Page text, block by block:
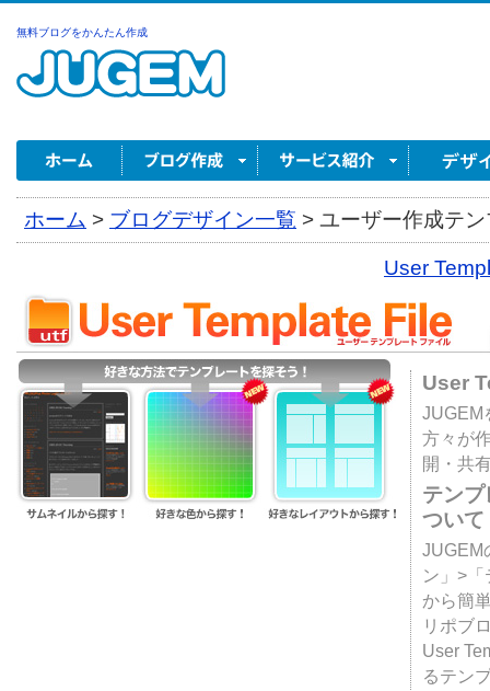
無料ブログをかんたん作成
ホーム > ブログデザイン一覧 > ユーザー作成テ
User
User
JUGEM
方々が
開・共
テン
ついて
JUGEM
ン」>
から簡
リポブ
User
るテン